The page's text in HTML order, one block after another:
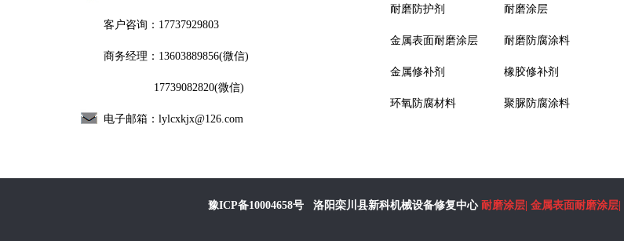
客户咨询：17737929803
商务经理： 13603889856(微信)
17739082820(微信)
电子邮箱： lylcxkjx@126.com
耐磨防护剂 耐磨涂层
金属表面耐磨涂层 耐磨防腐涂料
金属修补剂 橡胶修补剂
环氧防腐材料 聚脲防腐涂料
豫ICP备10004658号 洛阳栾川县新科机械设备修复中心 耐磨涂层| 金属表面耐磨涂层|